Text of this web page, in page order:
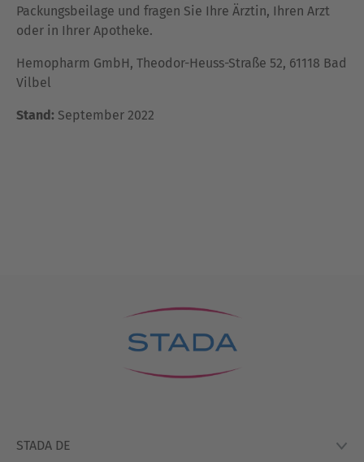
Packungsbeilage und fragen Sie Ihre Ärztin, Ihren Arzt
oder in Ihrer Apotheke.
Hemopharm GmbH, Theodor-Heuss-Straße 52, 61118 Bad
Vilbel
Stand: September 2022
STADA DE